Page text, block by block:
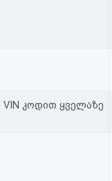
VIN კოდით ყველაზე